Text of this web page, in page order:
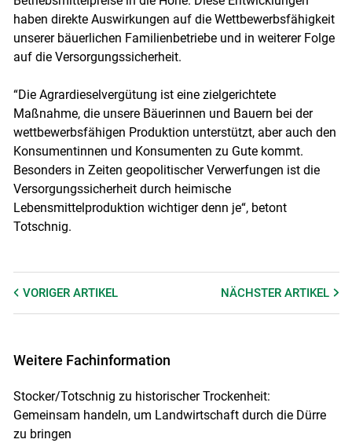
haben direkte Auswirkungen auf die Wettbewerbsfähigkeit
unserer bäuerlichen Familienbetriebe und in weiterer Folge
auf die Versorgungssicherheit.
“Die Agrardieselvergütung ist eine zielgerichtete
Maßnahme, die unsere Bäuerinnen und Bauern bei der
wettbewerbsfähigen Produktion unterstützt, aber auch den
Konsumentinnen und Konsumenten zu Gute kommt.
Besonders in Zeiten geopolitischer Verwerfungen ist die
Versorgungssicherheit durch heimische
Lebensmittelproduktion wichtiger denn je“, betont
Totschnig.
VORIGER ARTIKEL NÄCHSTERARTIKEL
Weitere Fachinformation
Stocker/Totschnig zu historischer Trockenheit:
Gemeinsam handeln, um Landwirtschaft durch die Dürre
zu bringen